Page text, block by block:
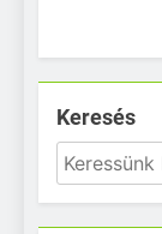
Keresés